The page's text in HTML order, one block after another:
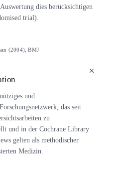
dies berücksichtigen
trial).
(2004), BMJ
und
das seit
zu
und in der Cochrane Library
gelten als methodischer
Medizin.